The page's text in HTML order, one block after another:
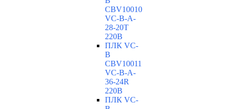
CBV10010
VC-В-A-
28-20T
220В
ПЛК VC-
B
CBV10011
VC-В-A-
36-24R
220В
ПЛК VC-